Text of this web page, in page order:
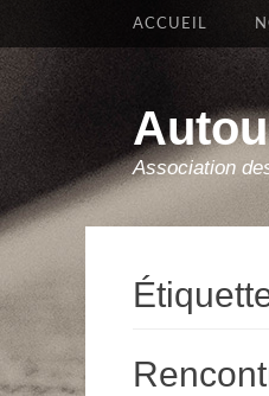
Association
Premier
Aller
ACCUEIL